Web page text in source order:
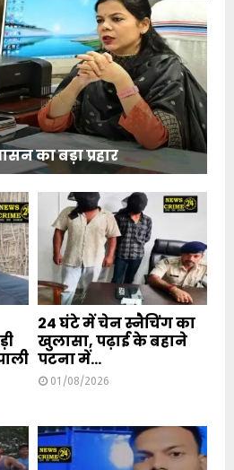
का बड़ा प्रहार
24 घंटे में चेन स्नैचिंग का
खुलासा, पढ़ाई के बहाने
पटना में...
01/08/2026